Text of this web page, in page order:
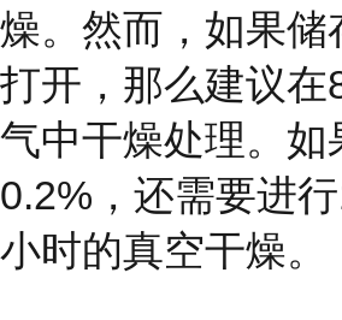
燥。然而，如果储
打开，那么建议在
气中干燥处理。如
0.2%，还需要进
小时的真空干燥。